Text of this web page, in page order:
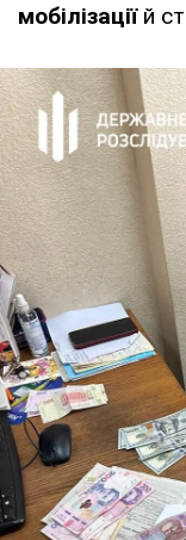
мобілізації й